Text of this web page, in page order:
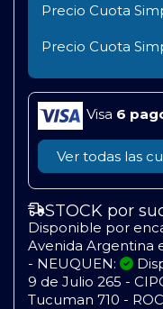
Precio Cuota
Precio Cuota
Visa 6
Ver todas las
STOCK por
Disponible por
Avenida Argentina
- NEUQUEN:
9 de Julio 265 -
Tucuman 710 -